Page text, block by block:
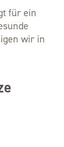
für ein
wir in